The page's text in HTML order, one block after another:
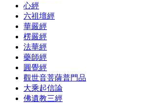
心經
六祖壇經
華嚴經
楞嚴經
法華經
藥師經
圓覺經
觀世音菩薩普門品
大乘起信論
佛遺教三經